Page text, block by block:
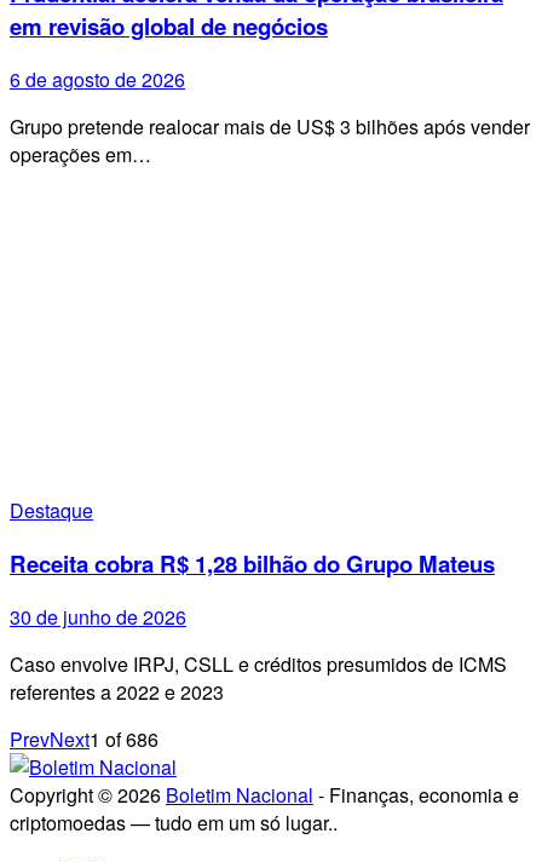
em revisão global de negócios
6 de agosto de 2026
Grupo pretende realocar mais de US$ 3 bilhões após vender
operações em…
Destaque
Receita cobra R$ 1,28 bilhão do Grupo Mateus
30 de junho de 2026
Caso envolve IRPJ, CSLL e créditos presumidos de ICMS
referentes a 2022 e 2023
PrevNext1 of686
Copyright © 2026 Boletim Nacional - Finanças, economia e
criptomoedas — tudo em um só lugar..